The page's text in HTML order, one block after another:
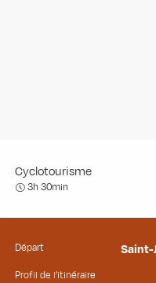
Cyclotourisme
3h 30min
Départ Saint-
Profil de l’itinéraire